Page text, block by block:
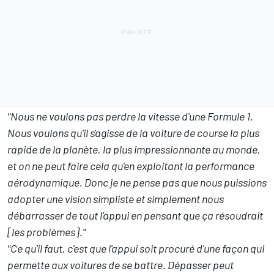
"Nous ne voulons pas perdre la vitesse d'une Formule 1.
Nous voulons qu'il s'agisse de la voiture de course la plus
rapide de la planète, la plus impressionnante au monde,
et on ne peut faire cela qu'en exploitant la performance
aérodynamique. Donc je ne pense pas que nous puissions
adopter une vision simpliste et simplement nous
débarrasser de tout l'appui en pensant que ça résoudrait
[les problèmes]."
"Ce qu'il faut, c'est que l'appui soit procuré d'une façon qui
permette aux voitures de se battre. Dépasser peut